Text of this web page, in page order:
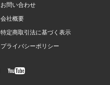
お問い合わせ
会社概要
特定商取引法に基づく表示
プライバシーポリシー